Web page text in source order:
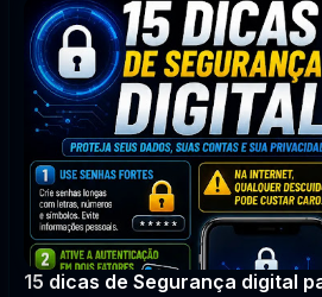
15 dicas de Segurança digital